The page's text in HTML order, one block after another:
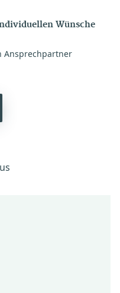
Wünsche
Ansprechpartner